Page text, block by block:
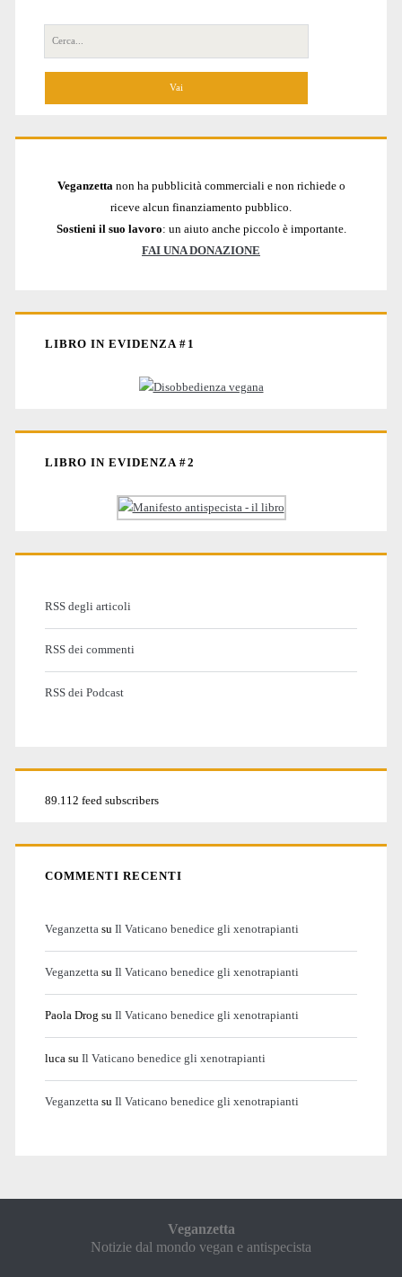
Cerca
per:
Veganzetta non ha pubblicità commerciali e non richiede o
riceve alcun finanziamento pubblico.
Sostieni il suo lavoro: un aiuto anche piccolo è importante.
FAI UNA DONAZIONE
LIBRO IN EVIDENZA #1
LIBRO IN EVIDENZA #2
RSS degli articoli
RSS dei commenti
RSS dei Podcast
89.112 feed subscribers
COMMENTI RECENTI
Veganzetta su Il Vaticano benedice gli xenotrapianti
Veganzetta su Il Vaticano benedice gli xenotrapianti
Paola Drog su Il Vaticano benedice gli xenotrapianti
luca su Il Vaticano benedice gli xenotrapianti
Veganzetta su Il Vaticano benedice gli xenotrapianti
Veganzetta
Notizie dal mondo vegan e antispecista